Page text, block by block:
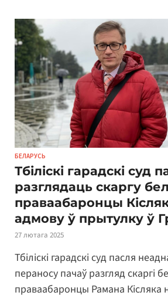
БЕЛАРУСЬ
Тбіліскі гарадскі суд
разглядаць скаргу
праваабаронцы
адмову ў прытулку ў
27 лютага 2025
Тбіліскі гарадскі суд пасля
пераносу пачаў разгляд скаргі
праваабаронцы Рамана Кісляка